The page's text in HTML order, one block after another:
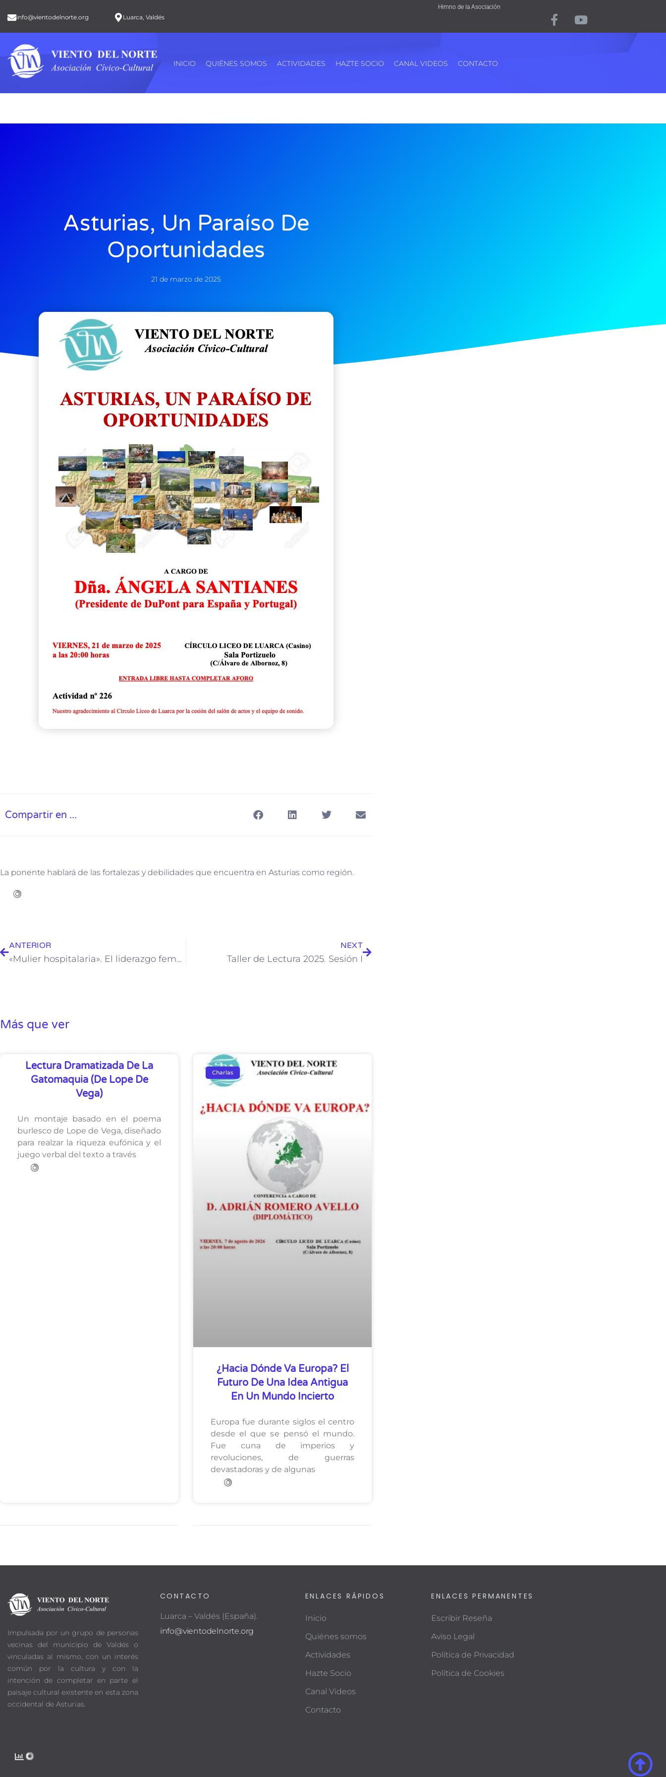
info@vientodelnorte.org Luarca, Valdés
Himno de la Asociación
INICIO QUIÉNES SOMOS ACTIVIDADES HAZTE SOCIO CANAL VIDEOS CONTACTO
Asturias, Un Paraíso De
Oportunidades
21 de marzo de 2025
Compartir en ...
La ponente hablará de las fortalezas y debilidades que encuentra en Asturias como región.
ANTERIOR
«Mulier hospitalaria». El liderazgo femenino en la asistencia caritativa durante la Edad Media.
NEXT
Taller de Lectura 2025. Sesión I
Más que ver
Lectura Dramatizada De La
Gatomaquia (de Lope De
Vega)
Un montaje basado en el poema
burlesco de Lope de Vega, diseñado
para realzar la riqueza eufónica y el
juego verbal del texto a través
Charlas
¿Hacia Dónde Va Europa? El
Futuro De Una Idea Antigua
En Un Mundo Incierto
Europa fue durante siglos el centro
desde el que se pensó el mundo.
Fue cuna de imperios y
revoluciones, de guerras
devastadoras y de algunas
Impulsada por un grupo de personas
vecinas del municipio de Valdés o
vinculadas al mismo, con un interés
común por la cultura y con la
intención de completar en parte el
paisaje cultural existente en esta zona
occidental de Asturias.
CONTACTO
Luarca – Valdés (España).
info@vientodelnorte.org
ENLACES RÁPIDOS
Inicio
Quiénes somos
Actividades
Hazte Socio
Canal Videos
Contacto
ENLACES PERMANENTES
Escribir Reseña
Aviso Legal
Política de Privacidad
Política de Cookies